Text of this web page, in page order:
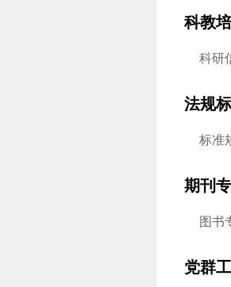
科教培
科研
法规
标准
期刊
图书
党群